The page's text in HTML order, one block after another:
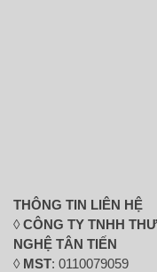
THÔNG TIN LIÊN HỆ
◊CÔNG TY TNHH
NGHỆ TÂN TIẾN
◊ MST: 0110079059